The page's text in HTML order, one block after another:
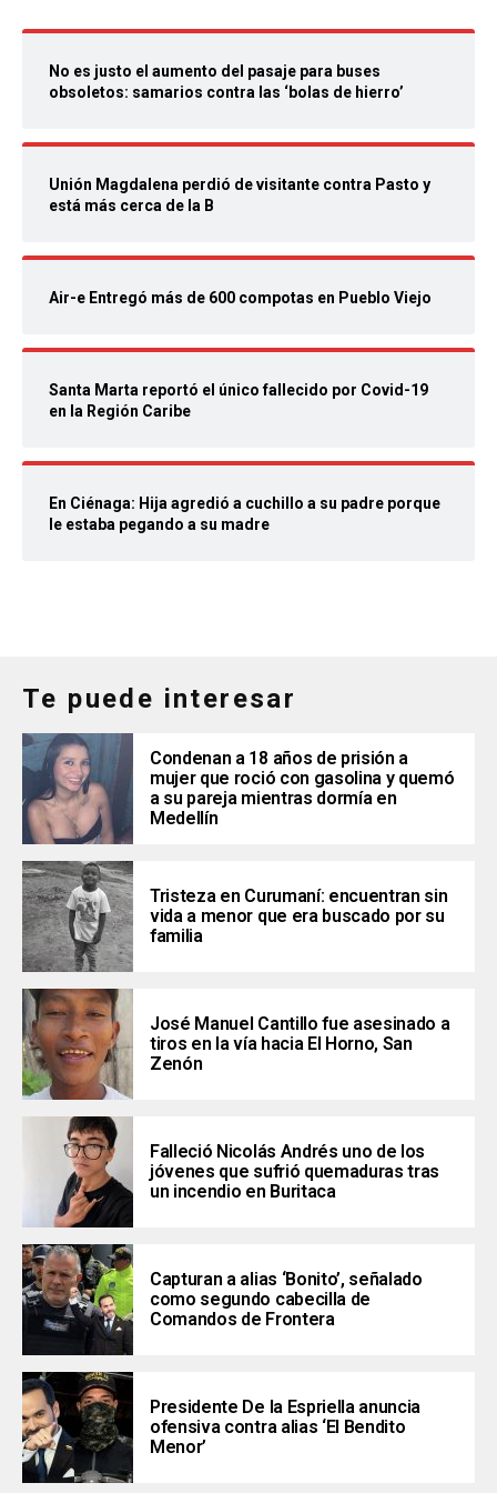
No es justo el aumento del pasaje para buses
obsoletos: samarios contra las ‘bolas de hierro’
Unión Magdalena perdió de visitante contra Pasto y
está más cerca de la B
Air-e Entregó más de 600 compotas en Pueblo Viejo
Santa Marta reportó el único fallecido por Covid-19
en la Región Caribe
En Ciénaga: Hija agredió a cuchillo a su padre porque
le estaba pegando a su madre
Te puede interesar
Condenan a 18 años de prisión a
mujer que roció con gasolina y quemó
a su pareja mientras dormía en
Medellín
Tristeza en Curumaní: encuentran sin
vida a menor que era buscado por su
familia
José Manuel Cantillo fue asesinado a
tiros en la vía hacia El Horno, San
Zenón
Falleció Nicolás Andrés uno de los
jóvenes que sufrió quemaduras tras
un incendio en Buritaca
Capturan a alias ‘Bonito’, señalado
como segundo cabecilla de
Comandos de Frontera
Presidente De la Espriella anuncia
ofensiva contra alias ‘El Bendito
Menor’